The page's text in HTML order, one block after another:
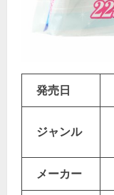
発売日
ジャンル
メーカー